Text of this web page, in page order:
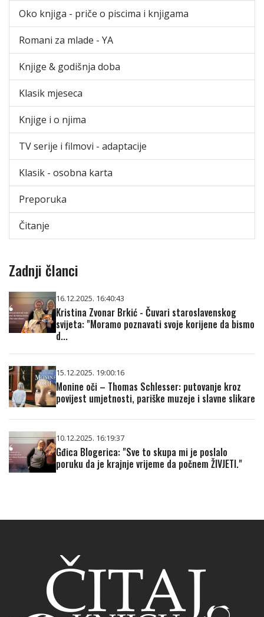
Oko knjiga - priče o piscima i knjigama
Romani za mlade - YA
Knjige & godišnja doba
Klasik mjeseca
Knjige i o njima
TV serije i filmovi - adaptacije
Klasik - osobna karta
Preporuka
Čitanje
Zadnji članci
16.12.2025. 16:40:43
Kristina Zvonar Brkić - Čuvari staroslavenskog
svijeta: "Moramo poznavati svoje korijene da bismo
d...
15.12.2025. 19:00:16
Monine oči – Thomas Schlesser: putovanje kroz
povijest umjetnosti, pariške muzeje i slavne slikare
10.12.2025. 16:19:37
Gđica Blogerica: "Sve to skupa mi je poslalo
poruku da je krajnje vrijeme da počnem ŽIVJETI."